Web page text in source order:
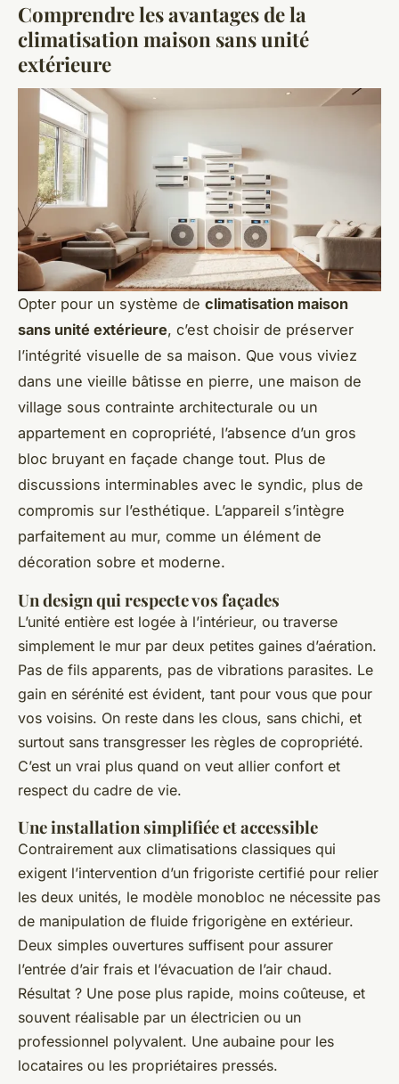
Comprendre les avantages de la
climatisation maison sans unité
extérieure
Opter pour un système de climatisation maison
sans unité extérieure, c’est choisir de préserver
l’intégrité visuelle de sa maison. Que vous viviez
dans une vieille bâtisse en pierre, une maison de
village sous contrainte architecturale ou un
appartement en copropriété, l’absence d’un gros
bloc bruyant en façade change tout. Plus de
discussions interminables avec le syndic, plus de
compromis sur l’esthétique. L’appareil s’intègre
parfaitement au mur, comme un élément de
décoration sobre et moderne.
Un design qui respecte vos façades
L’unité entière est logée à l’intérieur, ou traverse
simplement le mur par deux petites gaines d’aération.
Pas de fils apparents, pas de vibrations parasites. Le
gain en sérénité est évident, tant pour vous que pour
vos voisins. On reste dans les clous, sans chichi, et
surtout sans transgresser les règles de copropriété.
C’est un vrai plus quand on veut allier confort et
respect du cadre de vie.
Une installation simplifiée et accessible
Contrairement aux climatisations classiques qui
exigent l’intervention d’un frigoriste certifié pour relier
les deux unités, le modèle monobloc ne nécessite pas
de manipulation de fluide frigorigène en extérieur.
Deux simples ouvertures suffisent pour assurer
l’entrée d’air frais et l’évacuation de l’air chaud.
Résultat ? Une pose plus rapide, moins coûteuse, et
souvent réalisable par un électricien ou un
professionnel polyvalent. Une aubaine pour les
locataires ou les propriétaires pressés.